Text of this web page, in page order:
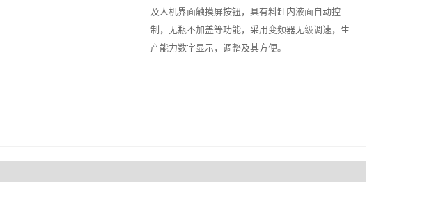
及人机界面触摸屏按钮，具有料缸内液面自动控
制，无瓶不加盖等功能，采用变频器无级调速，生
产能力数字显示，调整及其方便。